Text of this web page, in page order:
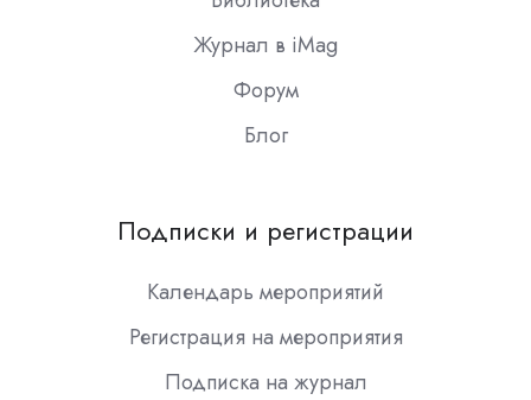
Журнал в iMag
Форум
Блог
Подписки и регистрации
Календарь мероприятий
Регистрация на мероприятия
Подписка на журнал